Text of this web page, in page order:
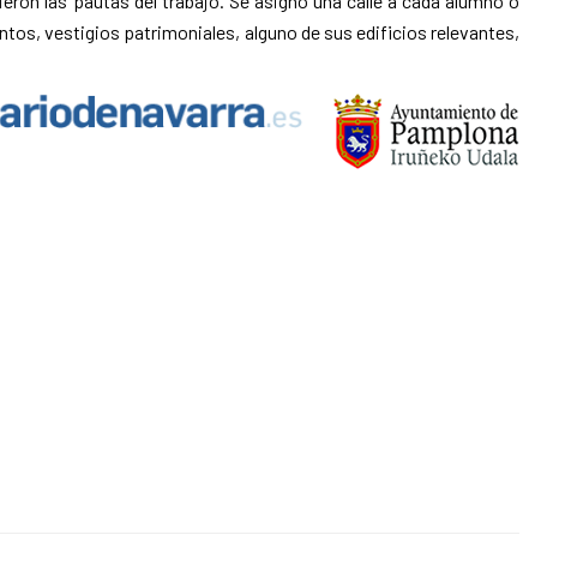
vestigios patrimoniales, alguno de sus edificios relevantes,